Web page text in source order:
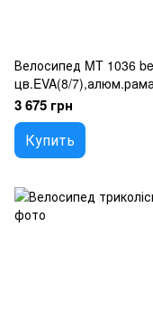
Велосипед MT 1036
цв.EVA(8/
3 675 грн
Купить